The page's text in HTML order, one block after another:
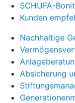
SCHUFA-
Kunden
Nachhaltige
Absicherung